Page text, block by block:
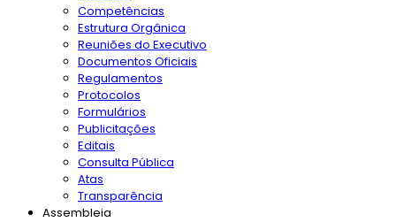
Competências
Estrutura Orgânica
Reuniões do Executivo
Documentos Oficiais
Regulamentos
Protocolos
Formulários
Publicitações
Editais
Consulta Pública
Atas
Transparência
Assembleia